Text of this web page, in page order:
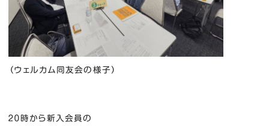
（ウェルカム同友会の様子）
２０時から新入会員の